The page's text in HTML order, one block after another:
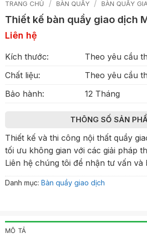
TRANG CHỦ / BÀN QUẦY / BÀN QUẦY
Thiết kế bàn quầy giao dịch
Liên hệ
Kích thước:
Theo yêu cầu
Chất liệu:
Theo yêu cầu
Bảo hành:
12 Tháng
THÔNG SỐ SẢN
Thiết kế và thi công nội thất quầy
tối ưu không gian với các giải pháp
Liên hệ chúng tôi để nhận tư vấn và
Danh mục: Bàn quầy giao dịch
MÔ TẢ